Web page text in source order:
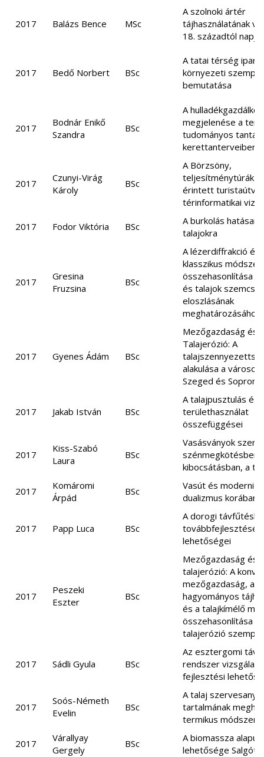
2017 Balázs Bence MSc
A szolnoki ártér
tájhasználatának
18. századtól
2017 Bedő Norbert BSc
A tatai térség
környezeti
bemutatása
2017
Bodnár Enikő
Szandra
BSc
A
megjelenése a
tudományos
kerettanterveiben
2017
Czunyi-Virág
Károly
BSc
A Börzsöny,
teljesítménytúrák
érintett
térinformatikai
2017 Fodor Viktória BSc
A burkolás hatásai
talajokra
2017
Gresina
Fruzsina
BSc
A lézerdiffrakció és
klasszikus
összehasonlítása
és talajok
eloszlásának
meghatározásához
2017 Gyenes Ádám BSc
Mezőgazdaság és
Talajerózió: A
alakulása a
Szeged és Sopron
2017 Jakab István BSc
A talajpusztulás és
területhasználat
összefüggései
2017
Kiss-Szabó
Laura
BSc
Vasásványok
szénmegkötésben,
kibocsátásban, a
2017
Komáromi
Árpád
BSc
Vasút és
dualizmus korában
2017 Papp Luca BSc
A dorogi
lehetőségei
2017
Peszeki
Eszter
BSc
Mezőgazdaság és
talajerózió: A
mezőgazdaság, a
hagyományos
és a talajkímélő
összehasonlítása a
talajerózió
2017 Sádli Gyula BSc
Az esztergomi
rendszer
fejlesztési
2017
Soós-Németh
Evelin
BSc
A talaj
tartalmának
termikus
2017
Várallyay
Gergely
BSc
A biomassza alapú
lehetősége